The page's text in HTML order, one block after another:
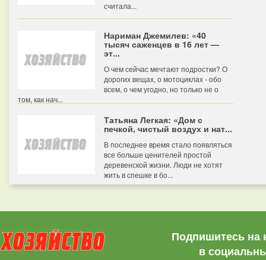
считала...
Нариман Джемилев: «40
тысяч саженцев в 16 лет —
эт...
О чем сейчас мечтают подростки? О
дорогих вещах, о мотоциклах - обо
всем, о чем угодно, но только не о
том, как нач...
Татьяна Легкая: «Дом с
печкой, чистый воздух и нат...
В последнее время стало появляться
все больше ценителей простой
деревенской жизни. Люди не хотят
жить в спешке в бо...
Подпишитесь на
в